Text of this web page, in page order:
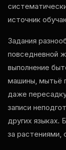
источник
Задания
повседневной
выполнение
машины, мытьё
даже
записи
других языках.
за растениями,